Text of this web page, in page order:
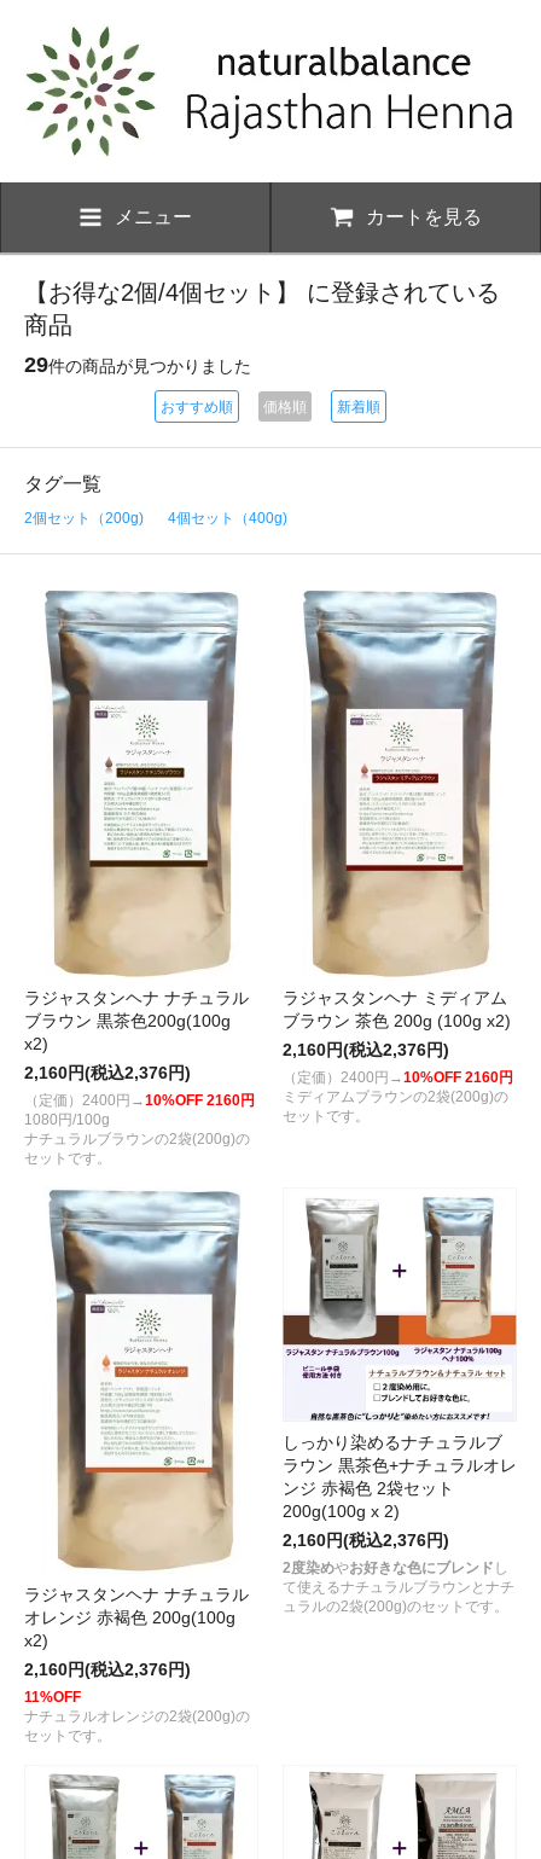
メニュー カートを見る
【お得な2個/4個セット】 に登録されている
商品
29件の商品が見つかりました
おすすめ順 価格順 新着順
タグ一覧
2個セット（200g) 4個セット（400g)
ラジャスタンヘナ ナチュラル
ブラウン 黒茶色200g(100g
x2)
2,160円(税込2,376円)
（定価）2400円→10%OFF 2160円
1080円/100g
ナチュラルブラウンの2袋(200g)の
セットです。
ラジャスタンヘナ ミディアム
ブラウン 茶色 200g (100g x2)
2,160円(税込2,376円)
（定価）2400円→10%OFF 2160円
ミディアムブラウンの2袋(200g)の
セットです。
ラジャスタンヘナ ナチュラル
オレンジ 赤褐色 200g(100g
x2)
2,160円(税込2,376円)
11%OFF
ナチュラルオレンジの2袋(200g)の
セットです。
しっかり染めるナチュラルブ
ラウン 黒茶色+ナチュラルオレ
ンジ 赤褐色 2袋セット
200g(100g x 2)
2,160円(税込2,376円)
2度染めやお好きな色にブレンド し
て使えるナチュラルブラウンとナチ
ュラルの2袋(200g)のセットです。